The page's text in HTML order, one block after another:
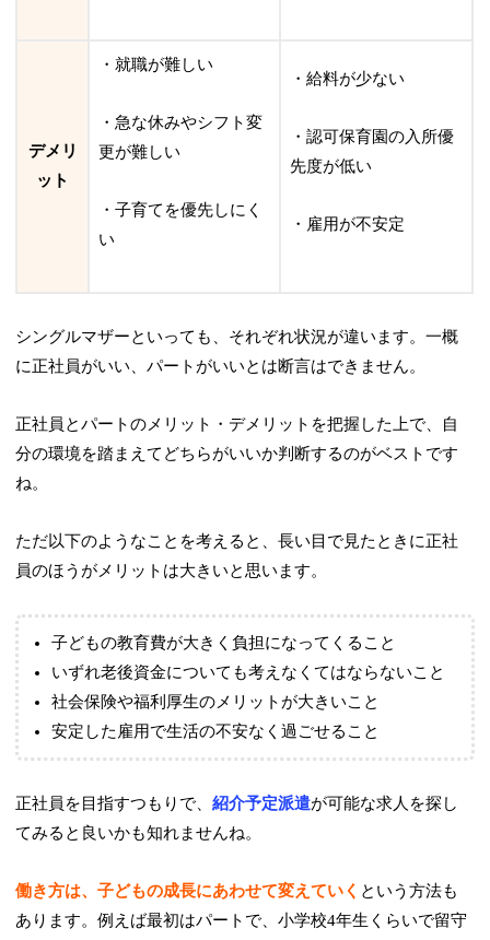
デメリ
ット
・就職が難しい
・急な休みやシフト変
更が難しい
・子育てを優先しにく
い
・給料が少ない
・認可保育園の入所優
先度が低い
・雇用が不安定
シングルマザーといっても、それぞれ状況が違います。一概
に正社員がいい、パートがいいとは断言はできません。
正社員とパートのメリット・デメリットを把握した上で、自
分の環境を踏まえてどちらがいいか判断するのがベストです
ね。
ただ以下のようなことを考えると、長い目で見たときに正社
員のほうがメリットは大きいと思います。
子どもの教育費が大きく負担になってくること
いずれ老後資金についても考えなくてはならないこと
社会保険や福利厚生のメリットが大きいこと
安定した雇用で生活の不安なく過ごせること
正社員を目指すつもりで、紹介予定派遣が可能な求人を探し
てみると良いかも知れませんね。
働き方は、子どもの成長にあわせて変えていく という方法も
あります。例えば最初はパートで、小学校4年生くらいで留守